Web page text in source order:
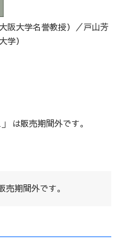
阪大学名誉教授）／戸山芳
学）
は販売期間外です。
売期間外です。